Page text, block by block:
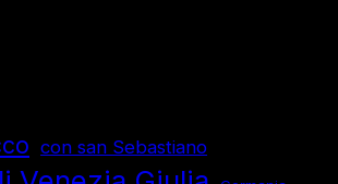
con san Sebastiano